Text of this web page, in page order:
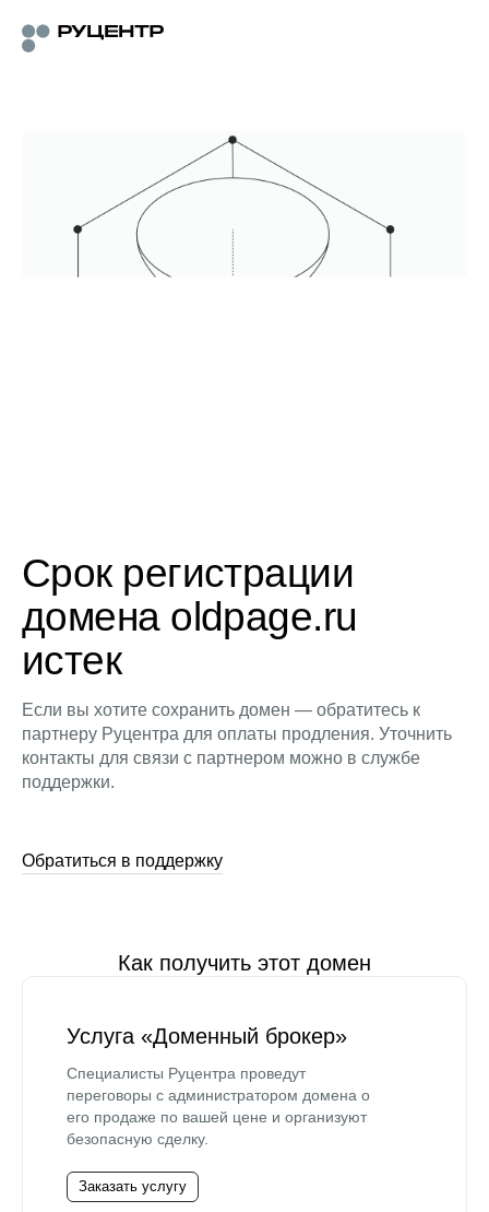
Срок регистрации
домена oldpage.ru
истек
Если вы хотите сохранить домен — обратитесь к
партнеру Руцентра для оплаты продления. Уточнить
контакты для связи с партнером можно в службе
поддержки.
Обратиться в поддержку
Как получить этот домен
Услуга «Доменный брокер»
Специалисты Руцентра проведут
переговоры с администратором домена о
его продаже по вашей цене и организуют
безопасную сделку.
Заказать услугу